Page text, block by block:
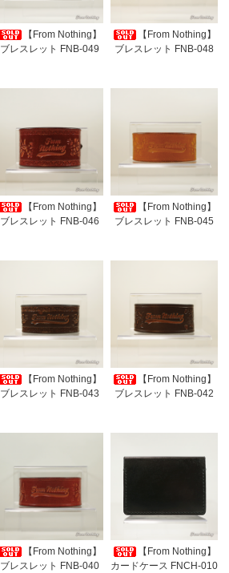
【From Nothing】
ブレスレット FNB-049
【From Nothing】
ブレスレット FNB-048
【From Nothing】
ブレスレット FNB-046
【From Nothing】
ブレスレット FNB-045
【From Nothing】
ブレスレット FNB-043
【From Nothing】
ブレスレット FNB-042
【From Nothing】
ブレスレット FNB-040
【From Nothing】
カードケース FNCH-010